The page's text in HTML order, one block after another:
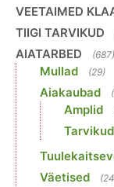
VEETAIMED
TIIGI TARVIKUD
AIATARBED (687)
Mullad (29)
Aiakaubad
Amplid
Tarvikud
Väetised